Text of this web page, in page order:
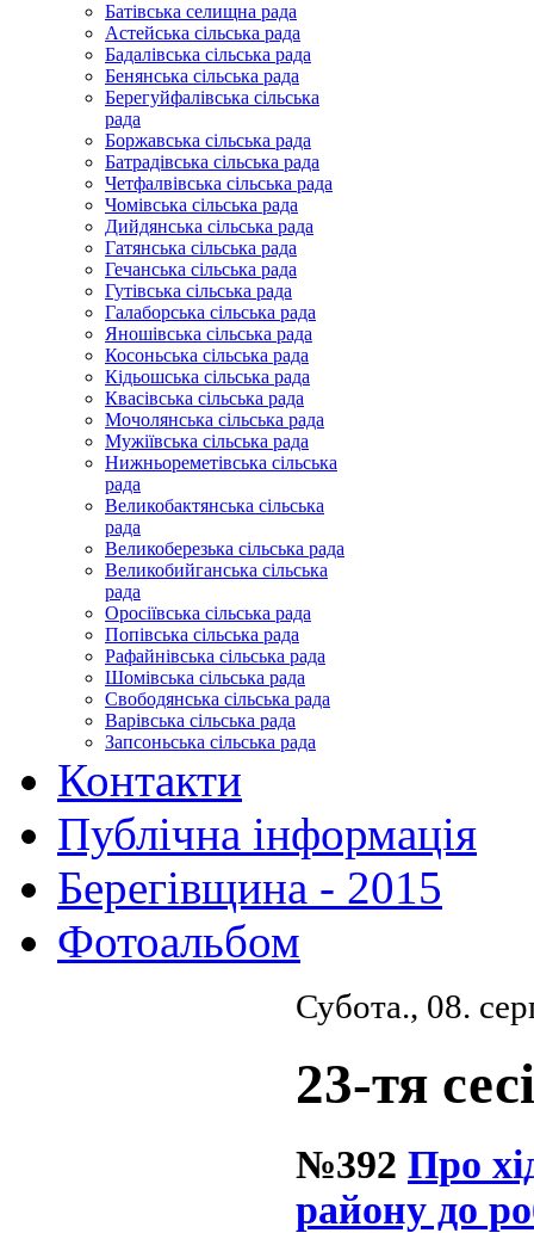
Батівська селищна рада
Астейська сільська рада
Бадалівська сільська рада
Бенянська сільська рада
Берегуйфалівська сільська
рада
Боржавська сільська рада
Батрадівська сільська рада
Четфалвівська сільська рада
Чомівська сільська рада
Дийдянська сільська рада
Гатянська сільська рада
Гечанська сільська рада
Гутівська сільська рада
Галаборська сільська рада
Яношівська сільська рада
Косоньська сільська рада
Кідьошська сільська рада
Квасівська сільська рада
Мочолянська сільська рада
Мужіївська сільська рада
Нижньореметівська сільська
рада
Великобактянська сільська
рада
Великоберезька сільська рада
Великобийганська сільська
рада
Оросіївська сільська рада
Попівська сільська рада
Рафайнівська сільська рада
Шомівська сільська рада
Свободянська сільська рада
Варівська сільська рада
Запсоньська сільська рада
Контакти
Публічна інформація
Берегівщина - 2015
Фотоальбом
Субота., 08.
23-тя
№392 Про
району до